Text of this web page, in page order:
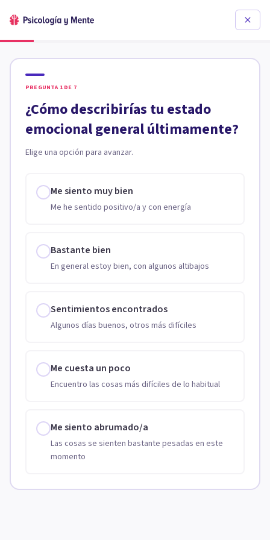
PREGUNTA 1 DE 7
¿Cómo describirías tu estado
emocional general últimamente?
Elige una opción para avanzar.
Me siento muy bien
Me he sentido positivo/a y con energía
Bastante bien
En general estoy bien, con algunos altibajos
Sentimientos encontrados
Algunos días buenos, otros más difíciles
Me cuesta un poco
Encuentro las cosas más difíciles de lo habitual
Me siento abrumado/a
Las cosas se sienten bastante pesadas en este
momento